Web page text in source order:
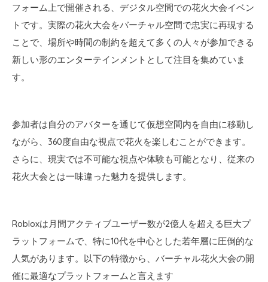
フォーム上で開催される、デジタル空間での花火大会イベン
トです。実際の花火大会をバーチャル空間で忠実に再現する
ことで、場所や時間の制約を超えて多くの人々が参加できる
新しい形のエンターテインメントとして注目を集めていま
す。
参加者は自分のアバターを通じて仮想空間内を自由に移動し
ながら、360度自由な視点で花火を楽しむことができます。
さらに、現実では不可能な視点や体験も可能となり、従来の
花火大会とは一味違った魅力を提供します。
Robloxは月間アクティブユーザー数が2億人を超える巨大プ
ラットフォームで、特に10代を中心とした若年層に圧倒的な
人気があります。以下の特徴から、バーチャル花火大会の開
催に最適なプラットフォームと言えます